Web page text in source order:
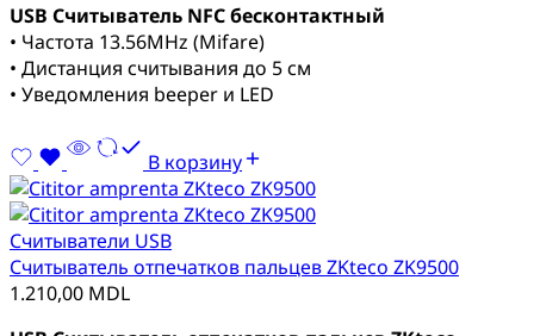
USB Считыватель NFC бесконтактный
• Частота 13.56MHz (Mifare)
• Дистанция считывания до 5 см
• Уведомления beeper и LED
В корзину
Cчитыватели USB
Считыватель отпечатков пальцев ZKteco ZK9500
1.210,00 MDL